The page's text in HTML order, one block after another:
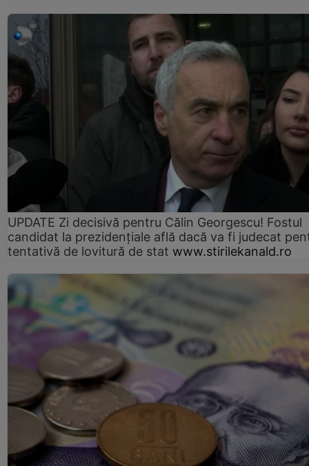
UPDATE Zi decisivă pentru Călin Georgescu! Fostul
candidat la prezidențiale află dacă va fi judecat
tentativă de lovitură de stat www.stirilekanald.ro